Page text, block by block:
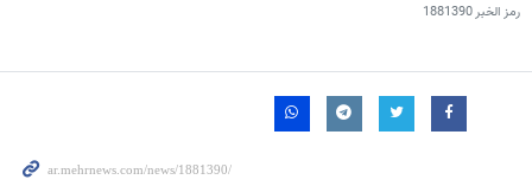
رمز الخبر1881390